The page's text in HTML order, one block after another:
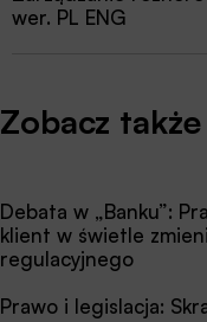
wer. PL ENG
Zobacz także
Debata w „Banku”:
klient w świetle
regulacyjnego
Prawo i legislacja: